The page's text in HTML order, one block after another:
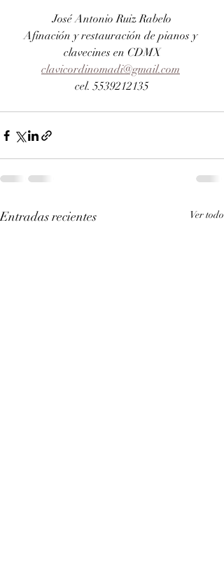
José Antonio Ruiz Rabelo
Afinación y restauración de pianos y
clavecines en CDMX
clavicordinomadi@gmail.com
cel. 5539212135
Entradas recientes Ver todo